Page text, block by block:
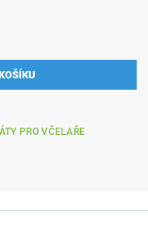
PRO VČELAŘE